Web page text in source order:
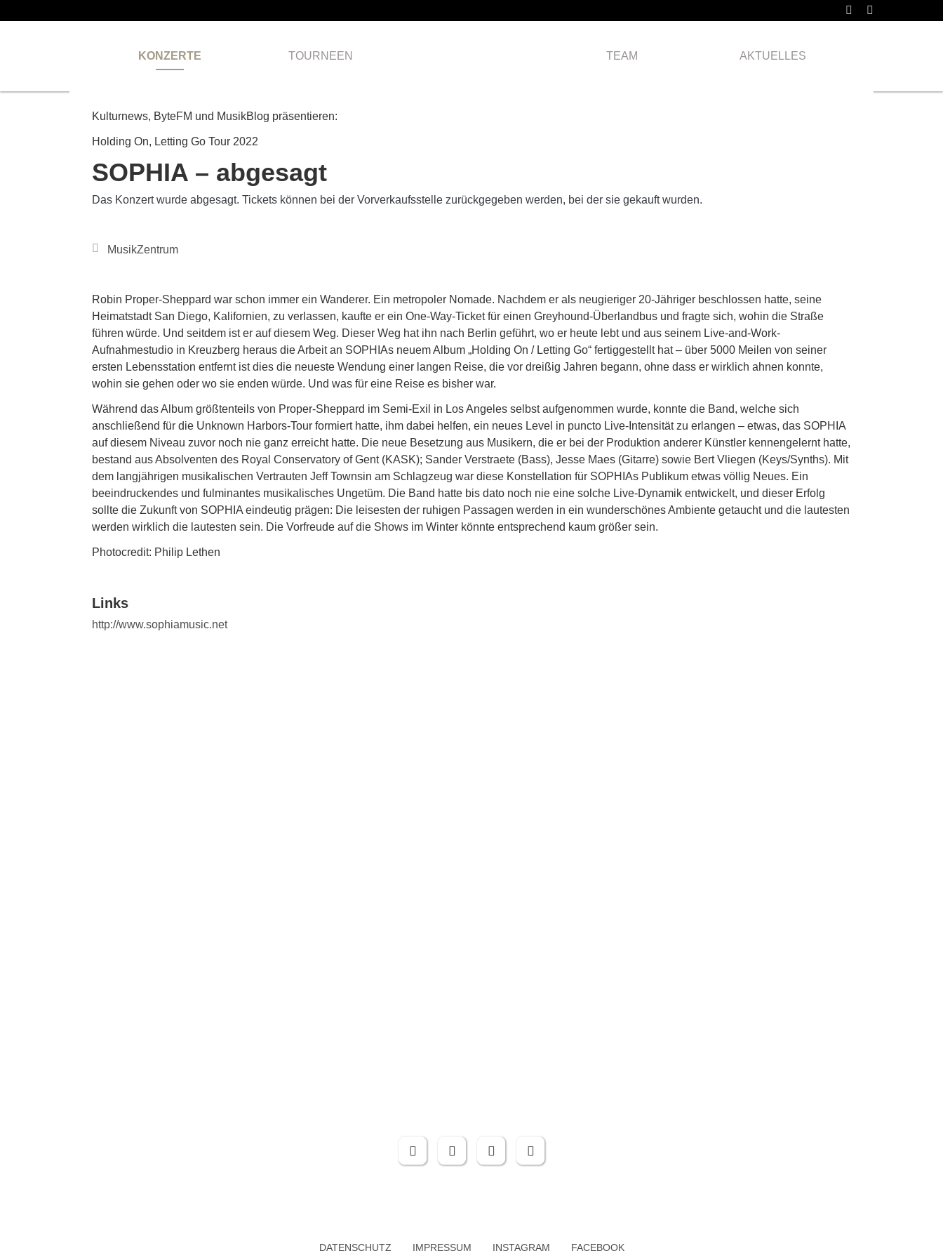
KONZERTE TOURNEEN TEAM AKTUELLES
ABGESAGT
24.10.
Kulturnews, ByteFM und MusikBlog präsentieren:
Holding On, Letting Go Tour 2022
SOPHIA – abgesagt
Das Konzert wurde abgesagt. Tickets können bei der Vorverkaufsstelle zurückgegeben werden, bei der sie gekauft wurden.
MusikZentrum
Robin Proper-Sheppard war schon immer ein Wanderer. Ein metropoler Nomade. Nachdem er als neugieriger 20-Jähriger beschlossen hatte, seine
Heimatstadt San Diego, Kalifornien, zu verlassen, kaufte er ein One-Way-Ticket für einen Greyhound-Überlandbus und fragte sich, wohin die Straße
führen würde. Und seitdem ist er auf diesem Weg. Dieser Weg hat ihn nach Berlin geführt, wo er heute lebt und aus seinem Live-and-Work-
Aufnahmestudio in Kreuzberg heraus die Arbeit an SOPHIAs neuem Album „Holding On / Letting Go“ fertiggestellt hat – über 5000 Meilen von seiner
ersten Lebensstation entfernt ist dies die neueste Wendung einer langen Reise, die vor dreißig Jahren begann, ohne dass er wirklich ahnen konnte,
wohin sie gehen oder wo sie enden würde. Und was für eine Reise es bisher war.
Während das Album größtenteils von Proper-Sheppard im Semi-Exil in Los Angeles selbst aufgenommen wurde, konnte die Band, welche sich
anschließend für die Unknown Harbors-Tour formiert hatte, ihm dabei helfen, ein neues Level in puncto Live-Intensität zu erlangen – etwas, das SOPHIA
auf diesem Niveau zuvor noch nie ganz erreicht hatte. Die neue Besetzung aus Musikern, die er bei der Produktion anderer Künstler kennengelernt hatte,
bestand aus Absolventen des Royal Conservatory of Gent (KASK); Sander Verstraete (Bass), Jesse Maes (Gitarre) sowie Bert Vliegen (Keys/Synths). Mit
dem langjährigen musikalischen Vertrauten Jeff Townsin am Schlagzeug war diese Konstellation für SOPHIAs Publikum etwas völlig Neues. Ein
beeindruckendes und fulminantes musikalisches Ungetüm. Die Band hatte bis dato noch nie eine solche Live-Dynamik entwickelt, und dieser Erfolg
sollte die Zukunft von SOPHIA eindeutig prägen: Die leisesten der ruhigen Passagen werden in ein wunderschönes Ambiente getaucht und die lautesten
werden wirklich die lautesten sein. Die Vorfreude auf die Shows im Winter könnte entsprechend kaum größer sein.
Photocredit: Philip Lethen
Links
http://www.sophiamusic.net
DATENSCHUTZ IMPRESSUM INSTAGRAM FACEBOOK